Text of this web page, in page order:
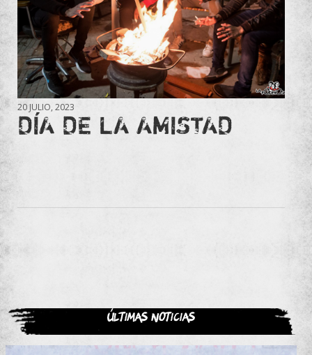
20 JULIO, 2023
DÍA DE LA AMISTAD
Últimas noticias